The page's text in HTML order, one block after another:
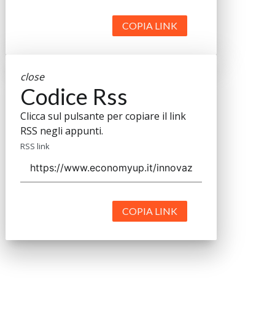
COPIA LINK
close
Codice Rss
Clicca sul pulsante per copiare il link
RSS negli appunti.
RSS link
COPIA LINK